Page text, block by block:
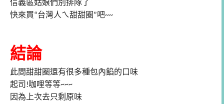
信義區姑娘們別排隊了
快來買“台灣人ㄟ甜甜圈 ”吧~~
結論
此間甜甜圈還有很多種包內餡的口味
起司!咖哩等等~~~
因為上次去只剩原味